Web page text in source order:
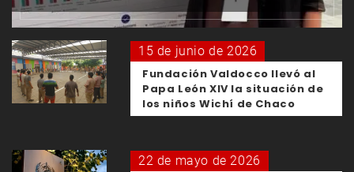
15 de junio de 2026
Fundación Valdocco llevó al
Papa León XIV la situación de
los niños Wichí de Chaco
22 de mayo de 2026